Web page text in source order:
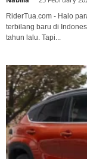
RiderTua.com - Halo
terbilang baru di
tahun lalu. Tapi...